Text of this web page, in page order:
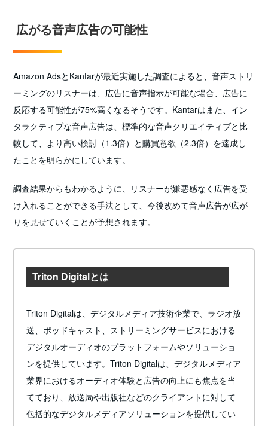
広がる音声広告の可能性
Amazon AdsとKantarが最近実施した調査によると、音声ストリ
ーミングのリスナーは、広告に音声指示が可能な場合、広告に
反応する可能性が75%高くなるそうです。Kantarはまた、イン
タラクティブな音声広告は、標準的な音声クリエイティブと比
較して、より高い検討（1.3倍）と購買意欲（2.3倍）を達成し
たことを明らかにしています。
調査結果からもわかるように、リスナーが嫌悪感なく広告を受
け入れることができる手法として、今後改めて音声広告が広が
りを見せていくことが予想されます。
Triton Digitalとは
Triton Digitalは、デジタルメディア技術企業で、ラジオ放
送、ポッドキャスト、ストリーミングサービスにおける
デジタルオーディオのプラットフォームやソリューショ
ンを提供しています。Triton Digitalは、デジタルメディア
業界におけるオーディオ体験と広告の向上にも焦点を当
てており、放送局や出版社などのクライアントに対して
包括的なデジタルメディアソリューションを提供してい